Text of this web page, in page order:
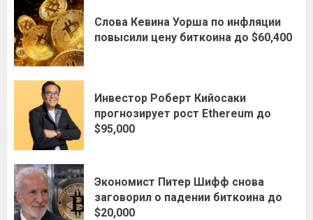
Слова Кевина Уорша по инфляции
повысили цену биткоина до $60,400
Инвестор Роберт Кийосаки
прогнозирует рост Ethereum до
$95,000
Экономист Питер Шифф снова
заговорил о падении биткоина до
$20,000